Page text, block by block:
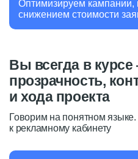
Оптимизируем кампании,
снижением стоимости
Вы всегда в
прозрачность,
и хода проекта
Говорим на понятном
к рекламному кабинету